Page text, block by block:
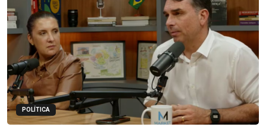
POLÍTICA